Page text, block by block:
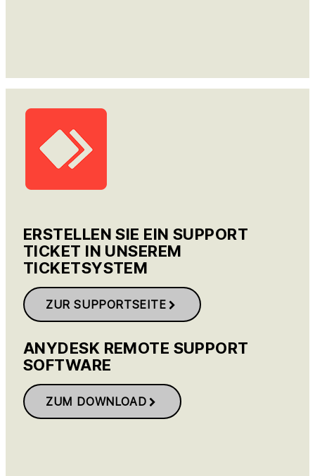
ERSTELLEN SIE EIN SUPPORT
TICKET IN UNSEREM
TICKETSYSTEM
ZUR SUPPORTSEITE
ANYDESK REMOTE SUPPORT
SOFTWARE
ZUM DOWNLOAD